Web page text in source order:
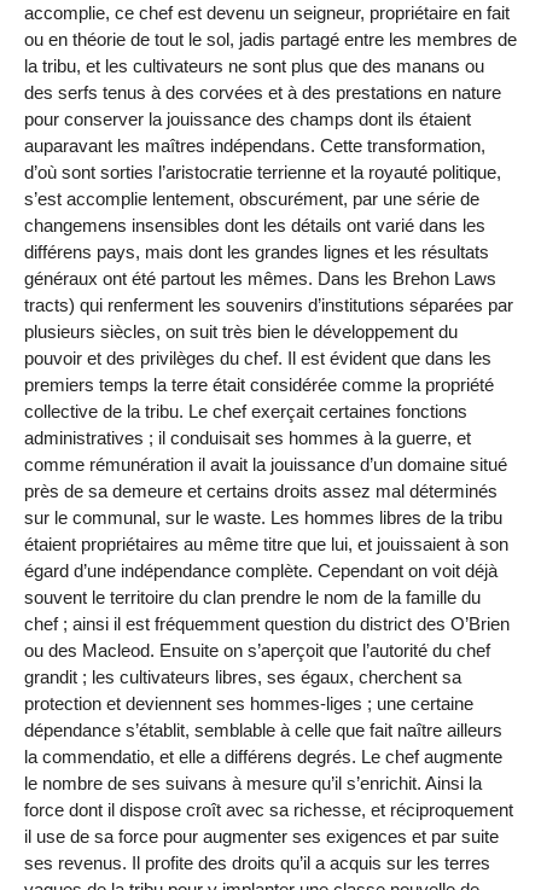
accomplie, ce chef est devenu un seigneur, propriétaire en fait
ou en théorie de tout le sol, jadis partagé entre les membres de
la tribu, et les cultivateurs ne sont plus que des manans ou
des serfs tenus à des corvées et à des prestations en nature
pour conserver la jouissance des champs dont ils étaient
auparavant les maîtres indépendans. Cette transformation,
d’où sont sorties l’aristocratie terrienne et la royauté politique,
s’est accomplie lentement, obscurément, par une série de
changemens insensibles dont les détails ont varié dans les
différens pays, mais dont les grandes lignes et les résultats
généraux ont été partout les mêmes. Dans les Brehon Laws
tracts) qui renferment les souvenirs d’institutions séparées par
plusieurs siècles, on suit très bien le développement du
pouvoir et des privilèges du chef. Il est évident que dans les
premiers temps la terre était considérée comme la propriété
collective de la tribu. Le chef exerçait certaines fonctions
administratives ; il conduisait ses hommes à la guerre, et
comme rémunération il avait la jouissance d’un domaine situé
près de sa demeure et certains droits assez mal déterminés
sur le communal, sur le waste. Les hommes libres de la tribu
étaient propriétaires au même titre que lui, et jouissaient à son
égard d’une indépendance complète. Cependant on voit déjà
souvent le territoire du clan prendre le nom de la famille du
chef ; ainsi il est fréquemment question du district des O’Brien
ou des Macleod. Ensuite on s’aperçoit que l’autorité du chef
grandit ; les cultivateurs libres, ses égaux, cherchent sa
protection et deviennent ses hommes-liges ; une certaine
dépendance s’établit, semblable à celle que fait naître ailleurs
la commendatio, et elle a différens degrés. Le chef augmente
le nombre de ses suivans à mesure qu’il s’enrichit. Ainsi la
force dont il dispose croît avec sa richesse, et réciproquement
il use de sa force pour augmenter ses exigences et par suite
ses revenus. Il profite des droits qu’il a acquis sur les terres